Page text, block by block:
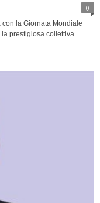
0
la Giornata Mondiale
prestigiosa collettiva